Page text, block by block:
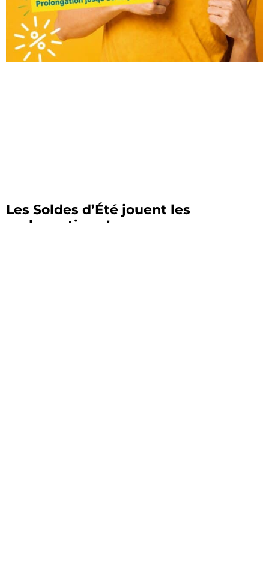
Les Soldes d’Été jouent les
prolongations !